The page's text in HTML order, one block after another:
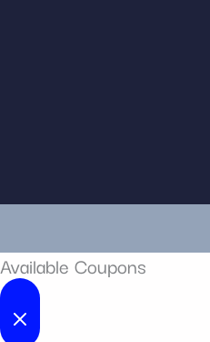
Available Coupons